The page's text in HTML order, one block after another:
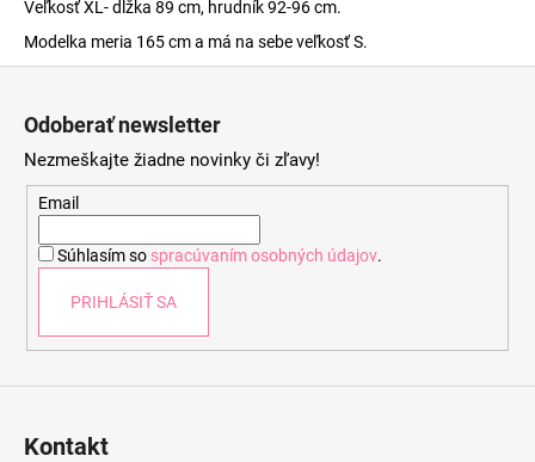
Veľkosť XL- dĺžka 89 cm, hrudník 92-96 cm.
Modelka meria 165 cm a má na sebe veľkosť S.
Odoberať newsletter
Nezmeškajte žiadne novinky či zľavy!
Email
Súhlasím so spracúvaním osobných údajov.
PRIHLÁSIŤ SA
Kontakt